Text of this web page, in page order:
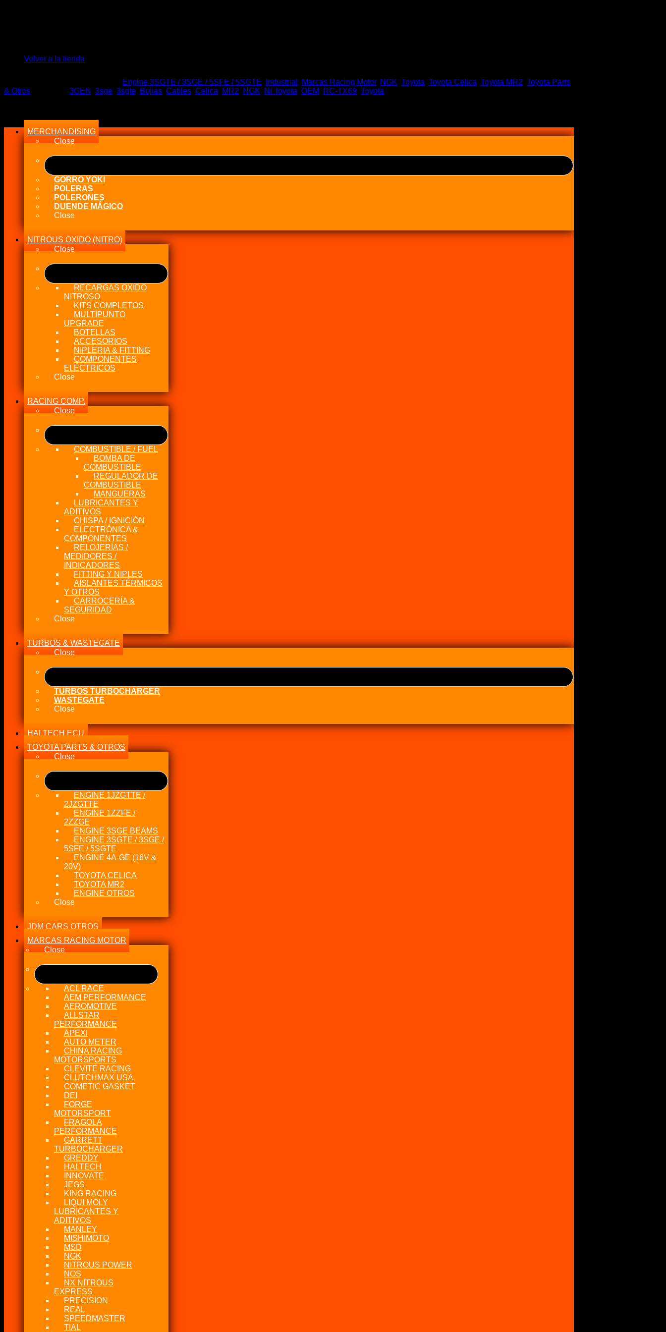
Volver a la tienda
era:
es:
Sin existencias
Engine 3SGTE / 3SGE / 5SFE / 5SGTE Industrial Marcas Racing Motor, NGK Toyota Toyota Celica Toyota MR2 Toyota Parts
& Otros
3GEN 3sge 3sgte Bujias Cables Celica MR2 NGK Ni Toyota OEM RC-TX69 Toyota
MERCHANDISING
Close
GORRO YOKI
POLERAS
POLERONES
DUENDE MÁGICO
Close
NITROUS OXIDO (NITRO)
Close
RECARGAS OXIDO
NITROSO
KITS COMPLETOS
MULTIPUNTO
UPGRADE
BOTELLAS
ACCESORIOS
NIPLERIA & FITTING
COMPONENTES
ELÉCTRICOS
Close
RACING COMP.
Close
COMBUSTIBLE / FUEL
BOMBA DE
COMBUSTIBLE
REGULADOR DE
COMBUSTIBLE
MANGUERAS
LUBRICANTES Y
ADITIVOS
CHISPA / IGNICIÓN
ELECTRÓNICA &
COMPONENTES
RELOJERÍAS /
MEDIDORES /
INDICADORES
FITTING Y NIPLES
AISLANTES TÉRMICOS
Y OTROS
CARROCERÍA &
SEGURIDAD
Close
TURBOS & WASTEGATE
Close
TURBOS TURBOCHARGER
WASTEGATE
Close
HALTECH ECU
TOYOTA PARTS & OTROS
Close
ENGINE 1JZGTTE /
2JZGTTE
ENGINE 1ZZFE /
2ZZGE
ENGINE 3SGE BEAMS
ENGINE 3SGTE / 3SGE /
5SFE / 5SGTE
ENGINE 4A-GE (16V &
20V)
TOYOTA CELICA
TOYOTA MR2
ENGINE OTROS
Close
JDM CARS OTROS
MARCAS RACING MOTOR
Close
ACL RACE
AEM PERFORMANCE
AEROMOTIVE
ALLSTAR
PERFORMANCE
APEXI
AUTO METER
CHINA RACING
MOTORSPORTS
CLEVITE RACING
CLUTCHMAX USA
COMETIC GASKET
DEI
FORGE
MOTORSPORT
FRAGOLA
PERFORMANCE
GARRETT
TURBOCHARGER
GREDDY
HALTECH
INNOVATE
JEGS
KING RACING
LIQUI MOLY
LUBRICANTES Y
ADITIVOS
MANLEY
MISHIMOTO
MSD
NGK
NITROUS POWER
NOS
NX NITROUS
EXPRESS
PRECISION
REAL
SPEEDMASTER
TIAL